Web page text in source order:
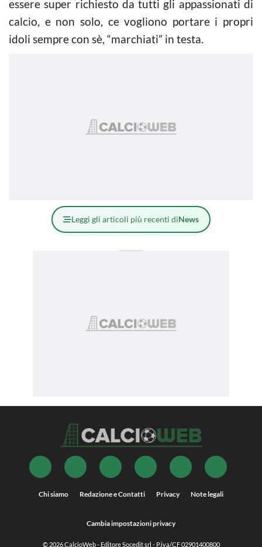
essere super richiesto da tutti gli appassionati di
calcio, e non solo, ce vogliono portare i propri
idoli sempre con sè, “marchiati” in testa.
Leggi gli articoli più recenti diNews
Chi siamo Redazione e Contatti Privacy Note legali
Cambia impostazioni privacy
© 2026CalcioWeb- Editore Socedit srl - P.iva/CF 02901400800